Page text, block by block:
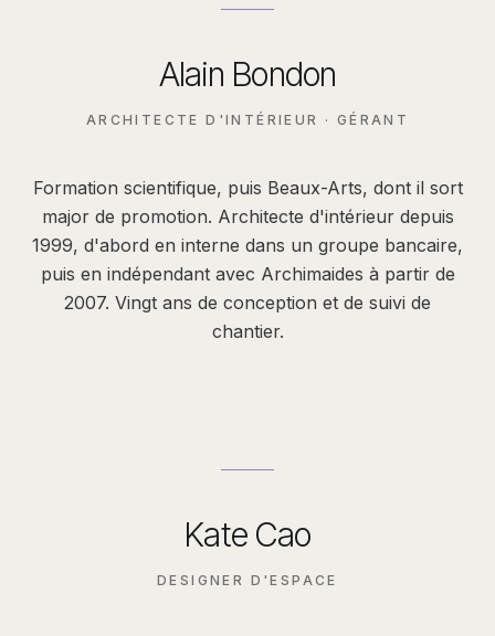
Alain Bondon
ARCHITECTE D'INTÉRIEUR · GÉRANT
Formation scientifique, puis Beaux-Arts, dont il sort
major de promotion. Architecte d'intérieur depuis
1999, d'abord en interne dans un groupe bancaire,
puis en indépendant avec Archimaides à partir de
2007. Vingt ans de conception et de suivi de
chantier.
Kate Cao
DESIGNER D'ESPACE